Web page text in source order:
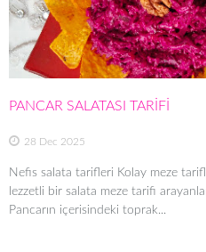
PANCAR SALATASI TARİFİ
28 Dec 2025
Nefis salata tarifleri Kolay meze
lezzetli bir salata meze tarifi
Pancarın içerisindeki toprak...